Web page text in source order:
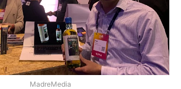
MadreMedia